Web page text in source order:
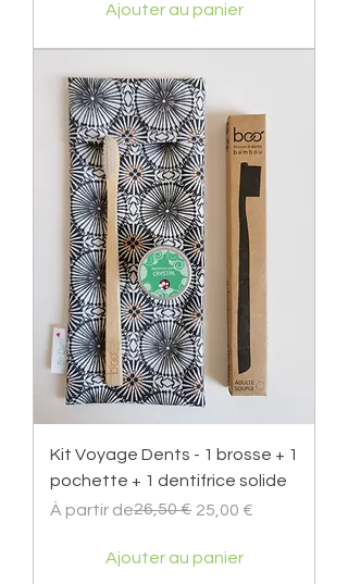
Ajouter au panier
Kit Voyage Dents - 1 brosse + 1
pochette + 1 dentifrice solide
À partir de
Prix original26,50 € 25,00 €
Prix promotionnel
Ajouter au panier